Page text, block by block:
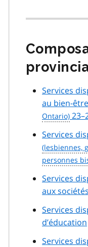
Services
au bien-
Services
Services
aux
Services
d’éducation
Services